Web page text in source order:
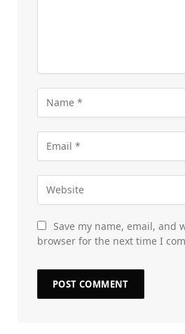
Save my name, email, and
browser for the next time I